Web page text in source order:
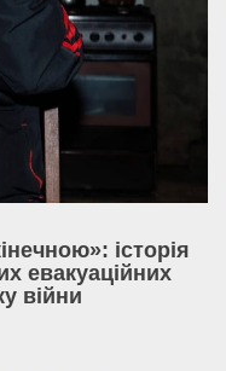
історія
евакуаційних
війни